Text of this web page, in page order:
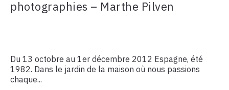
photographies – Marthe Pilven
Du 13 octobre au 1er décembre 2012 Espagne, été
1982. Dans le jardin de la maison où nous passions
chaque...